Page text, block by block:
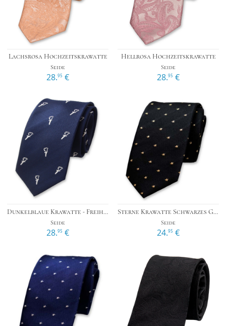
Lachsrosa Hochzeitskrawatte
Seide
28.95 €
Hellrosa Hochzeitskrawatte
Seide
28.95 €
Dunkelblaue Krawatte - Freiheit
Seide
28.95 €
Sterne Krawatte Schwarzes Gold
Seide
24.95 €